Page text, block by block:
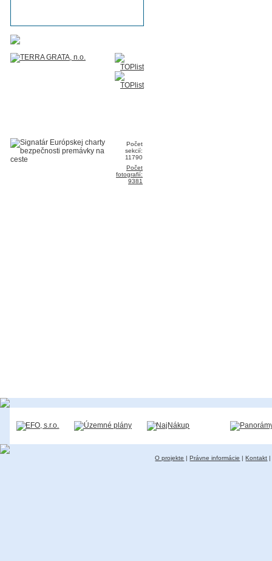
Počet
sekcií:
11790
Počet
fotografií:
9381
O projekte |Právne informácie |Kontakt